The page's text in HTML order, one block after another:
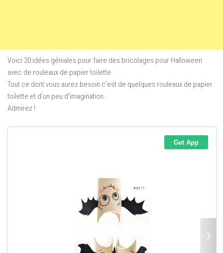
Voici 20 idées géniales pour faire des bricolages pour Halloween
avec de rouleaux de papier toilette.
Tout ce dont vous aurez besoin c’est de quelques rouleaux de papier
toilette et d’un peu d’imagination.
Admirez !